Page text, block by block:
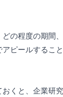
の程度の期間
ピールするこ
くと、企業研